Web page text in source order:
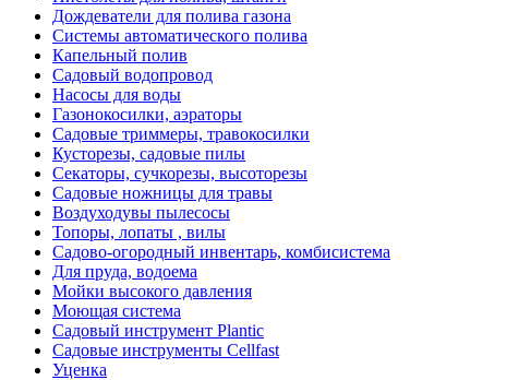
Дождеватели для полива газона
Системы автоматического полива
Капельный полив
Садовый водопровод
Насосы для воды
Газонокосилки, аэраторы
Садовые триммеры, травокосилки
Кусторезы, садовые пилы
Секаторы, сучкорезы, высоторезы
Садовые ножницы для травы
Воздуходувы пылесосы
Топоры, лопаты , вилы
Садово-огородный инвентарь, комбисистема
Для пруда, водоема
Мойки высокого давления
Моющая система
Садовый инструмент Plantic
Садовые инструменты Cellfast
Уценка